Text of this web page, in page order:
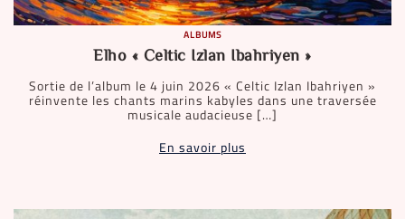
ALBUMS
Elho « Celtic Izlan Ibahriyen »
Sortie de l’album le 4 juin 2026 « Celtic Izlan Ibahriyen »
réinvente les chants marins kabyles dans une traversée
musicale audacieuse […]
En savoir plus